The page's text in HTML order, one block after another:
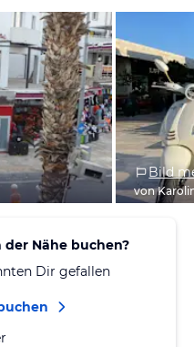
Bild
von
Nähe buchen?
Dir gefallen